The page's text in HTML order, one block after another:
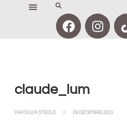
claude_lum
PAR SILVIA STEIDLE 29 DÉCEMBRE 2023